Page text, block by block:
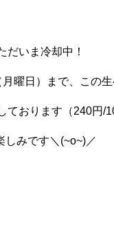
だいま冷却中！
曜日）まで、この
ております（240円/
しみです＼(~o~)／